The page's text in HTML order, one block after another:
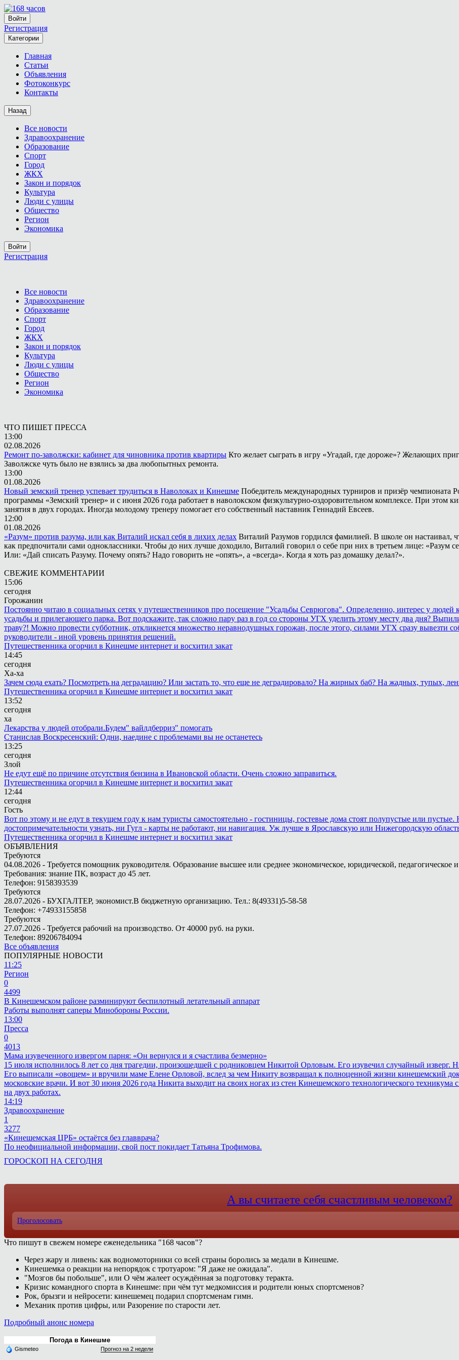
Войти
Регистрация
Категории
Главная
Статьи
Объявления
Фотоконкурс
Контакты
Назад
Все новости
Здравоохранение
Образование
Спорт
Город
ЖКХ
Закон и порядок
Культура
Люди с улицы
Общество
Регион
Экономика
Войти
Регистрация
Все новости
Здравоохранение
Образование
Спорт
Город
ЖКХ
Закон и порядок
Культура
Люди с улицы
Общество
Регион
Экономика
ЧТО ПИШЕТ ПРЕССА
13:00
02.08.2026
Ремонт по-заволжски: кабинет для чиновника против квартиры Кто желает сыграть в игру «Угадай, где дороже»? Желающих
Заволжске чуть было не взялись за два любопытных ремонта.
13:00
01.08.2026
Новый земский тренер успевает трудиться в Наволоках и Кинешме Победитель международных турниров и призёр чемпионата
программы «Земский тренер» и с июня 2026 года работает в наволокском физкультурно-оздоровительном комплексе. При этом
занятия в двух городах. Иногда молодому тренеру помогает его собственный наставник Геннадий Евсеев.
12:00
01.08.2026
«Разум» против разума, или как Виталий искал себя в лихих делах Виталий Разумов гордился фамилией. В школе он настаивал,
как предпочитали сами одноклассники. Чтобы до них лучше доходило, Виталий говорил о себе при них в третьем лице: «Разум
Или: «Дай списать Разуму. Почему опять? Надо говорить не «опять», а «всегда». Когда я хоть раз домашку делал?».
СВЕЖИЕ КОММЕНТАРИИ
15:06
сегодня
Горожанин
Постоянно читаю в социальных сетях у путешественников про посещение "Усадьбы Севрюгова". Определенно, интерес у людей
усадьбы и прилегающего парка. Вот подскажите, так сложно пару раз в год со стороны УГХ уделить этому месту два дня?
траву?! Можно провести субботник, откликнется множество неравнодушных горожан, после этого, силами УГХ сразу вывезти
руководители - иной уровень принятия решений.
Путешественника огорчил в Кинешме интернет и восхитил закат
14:45
сегодня
Ха-ха
Зачем сюда ехать? Посмотреть на деградацию? Или застать то, что еще не деградировало? На жирных баб? На жадных, тупых,
Путешественника огорчил в Кинешме интернет и восхитил закат
13:52
сегодня
ха
Лекарства у людей отобрали.Будем" вайлдберриз" помогать
Станислав Воскресенский: Одни, наедине с проблемами вы не останетесь
13:25
сегодня
Злой
Не едут ещё по причине отсутствия бензина в Ивановской области. Очень сложно заправиться.
Путешественника огорчил в Кинешме интернет и восхитил закат
12:44
сегодня
Гость
Вот по этому и не едут в текущем году к нам туристы самостоятельно - гостиницы, гостевые дома стоят полупустые или
достопримечательности узнать, ни Гугл - карты не работают, ни навигация. Уж лучше в Ярославскую или Нижегородскую
Путешественника огорчил в Кинешме интернет и восхитил закат
ОБЪЯВЛЕНИЯ
Требуются
04.08.2026 - Требуется помощник руководителя. Образование высшее или среднее экономическое, юридической,
Требования: знание ПК, возраст до 45 лет.
Телефон: 9158393539
Требуются
28.07.2026 - БУХГАЛТЕР, экономист.В бюджетную организацию. Тел.: 8(49331)5-58-58
Телефон: +74933155858
Требуются
27.07.2026 - Требуется рабочий на производство. От 40000 руб. на руки.
Телефон: 89206784094
Все объявления
ПОПУЛЯРНЫЕ НОВОСТИ
11:25
Регион
0
4499
В Кинешемском районе разминируют беспилотный летательный аппарат
Работы выполнят саперы Минобороны России.
13:00
Пресса
0
4013
Мама изувеченного извергом парня: «Он вернулся и я счастлива безмерно»
15 июля исполнилось 8 лет со дня трагедии, произошедшей с родниковцем Никитой Орловым. Его изувечил случайный изверг.
Его выписали «овощем» и вручили маме Елене Орловой, вслед за чем Никиту возвращал к полноценной жизни кинешемский
московские врачи. И вот 30 июня 2026 года Никита выходит на своих ногах из стен Кинешемского технологического
на двух работах.
14:19
Здравоохранение
1
3277
«Кинешемская ЦРБ» остаётся без главврача?
По неофициальной информации, свой пост покидает Татьяна Трофимова.
ГОРОСКОП НА СЕГОДНЯ
А вы считаете себя счастливым человеком?
Проголосовать
Что пишут в свежем номере еженедельника "168 часов"?
Через жару и ливень: как водномоторники со всей страны боролись за медали в Кинешме.
Кинешемка о реакции на непорядок с тротуаром: "Я даже не ожидала".
"Мозгов бы побольше", или О чём жалеет осуждённая за подготовку теракта.
Кризис командного спорта в Кинешме: при чём тут медкомиссия и родители юных спортсменов?
Рок, брызги и нейросети: кинешемец подарил спортсменам гимн.
Механик против цифры, или Разорение по старости лет.
Подробный анонс номера
Погода в Кинешме
Gismeteo Прогноз на 2 недели